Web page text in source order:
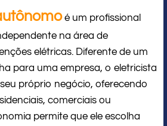
é um profissional
na área de
elétricas. Diferente de um
para uma empresa, o eletricista
próprio negócio, oferecendo
comerciais ou
permite que ele escolha